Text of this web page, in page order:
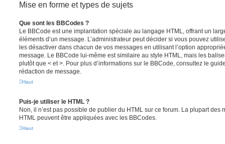
Mise en forme et types de sujets
Que sont les BBCodes ?
Le BBCode est une implantation spéciale au langage HTML, offrant un
éléments d’un message. L’administrateur peut décider si vous pouvez
les désactiver dans chacun de vos messages en utilisant l’option
message. Le BBCode lui-même est similaire au style HTML, mais les
plutôt que < et >. Pour plus d’informations sur le BBCode, consultez le
rédaction de message.
Haut
Puis-je utiliser le HTML ?
Non, il n’est pas possible de publier du HTML sur ce forum. La plupart des
HTML peuvent être appliquées avec les BBCodes.
Haut